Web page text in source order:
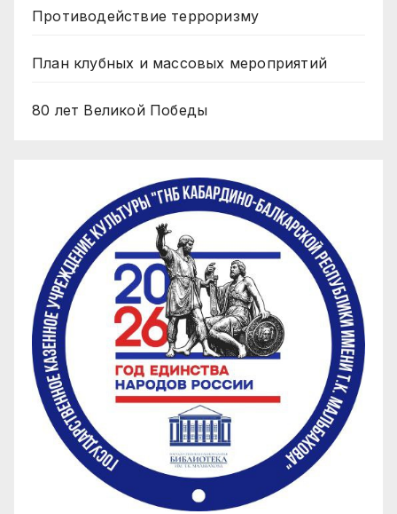
Противодействие терроризму
План клубных и массовых мероприятий
80 лет Великой Победы